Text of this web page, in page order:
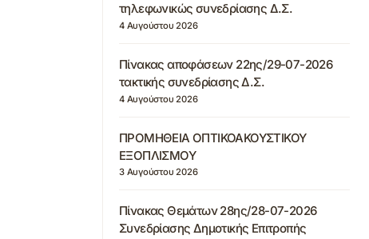
τηλεφωνικώς συνεδρίασης Δ.Σ.
4 Αυγούστου 2026
Πίνακας αποφάσεων 22ης/29-07-2026
τακτικής συνεδρίασης Δ.Σ.
4 Αυγούστου 2026
ΠΡΟΜΗΘΕΙΑ ΟΠΤΙΚΟΑΚΟΥΣΤΙΚΟΥ
ΕΞΟΠΛΙΣΜΟΥ
3 Αυγούστου 2026
Πίνακας Θεμάτων 28ης/28-07-2026
Συνεδρίασης Δημοτικής Επιτροπής